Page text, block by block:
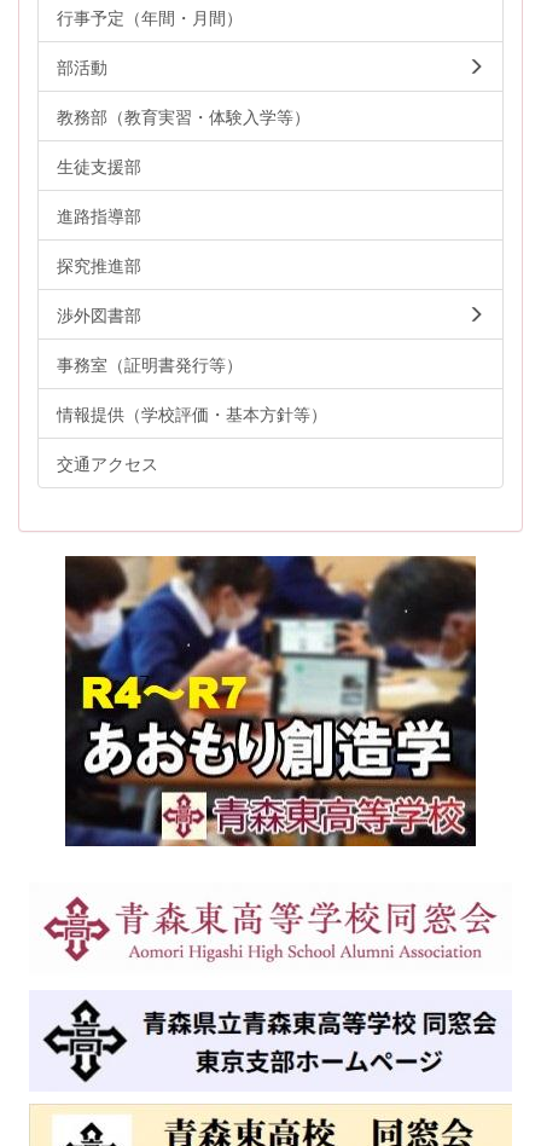
行事予定（年間・月間）
部活動
教務部（教育実習・体験入学等）
生徒支援部
進路指導部
探究推進部
渉外図書部
事務室（証明書発行等）
情報提供（学校評価・基本方針等）
交通アクセス